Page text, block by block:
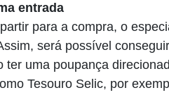
entrada
para a compra, o
será possível
ter uma poupança
Tesouro Selic, por